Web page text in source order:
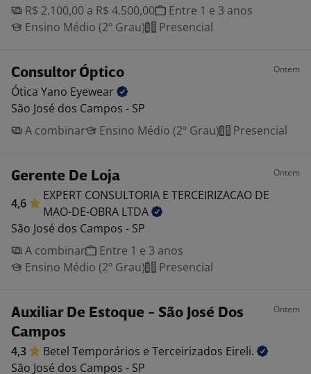
R$ 2.100,00 a R$ 4.500,00
Entre 1 e 3 anos
Ensino Médio (2º Grau)
Presencial
Consultor Óptico Ontem
Ótica Yano Eyewear
São José dos Campos - SP
A combinar
Ensino Médio (2º Grau) Presencial
Gerente De Loja Ontem
4,6
EXPERT CONSULTORIA E TERCEIRIZACAO DE
MAO-DE-OBRA LTDA
São José dos Campos - SP
A combinar
Entre 1 e 3 anos
Ensino Médio (2º Grau)
Presencial
Auxiliar De Estoque - São José Dos
Campos
Ontem
4,3 Betel Temporários e Terceirizados Eireli.
São José dos Campos - SP